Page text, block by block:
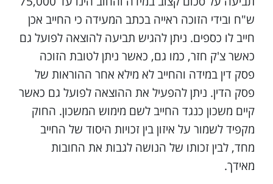
ש"ח ובידי הזוכה ראייה בכתב המעידה כי החייב אכן
חייב לו כספים. ניתן להגיש תביעה להוצאה לפועל גם
כאשר צ'ק חזר, כמו גם, כאשר ניתן לטובת הזוכה
פסק דין במידה והחייב לא מילא אחר ההוראות של
פסק הדין. ניתן להפעיל את ההוצאה לפועל גם כאשר
קיים משכון כנגד החייב לשם מימוש המשכון. החוק
מקפיד לשמור על איזון בין זכויות היסוד של החייב
מחד, לבין זכותו של הנושה לגבות את החובות
מאידך.